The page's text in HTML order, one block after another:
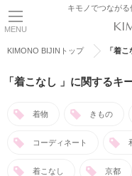
KIMONO BIJINトップ 「着
「着こなし 」に関するキ
着物 きもの
コーディネート
着こなし 京都
MENU
キモノでつなが